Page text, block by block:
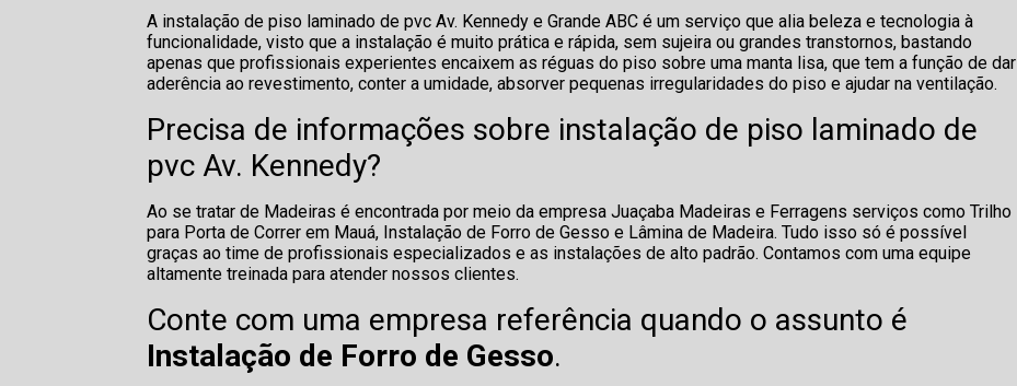
A instalação de piso laminado de pvc Av. Kennedy e Grande ABC é um serviço que alia beleza e tecnologia à
funcionalidade, visto que a instalação é muito prática e rápida, sem sujeira ou grandes transtornos, bastando
apenas que profissionais experientes encaixem as réguas do piso sobre uma manta lisa, que tem a função de dar
aderência ao revestimento, conter a umidade, absorver pequenas irregularidades do piso e ajudar na ventilação.
Precisa de informações sobre instalação de piso laminado de
pvc Av. Kennedy?
Ao se tratar de Madeiras é encontrada por meio da empresa Juaçaba Madeiras e Ferragens serviços como Trilho
para Porta de Correr em Mauá, Instalação de Forro de Gesso e Lâmina de Madeira. Tudo isso só é possível
graças ao time de profissionais especializados e as instalações de alto padrão. Contamos com uma equipe
altamente treinada para atender nossos clientes.
Conte com uma empresa referência quando o assunto é
Instalação de Forro de Gesso.